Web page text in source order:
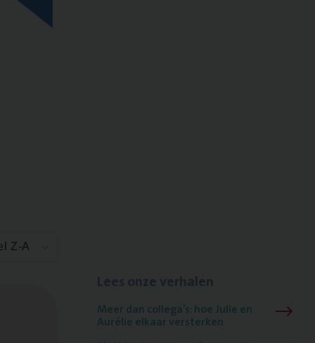
Z-A
Meer dan collega’s: hoe Julie en
Aurélie elkaar versterken